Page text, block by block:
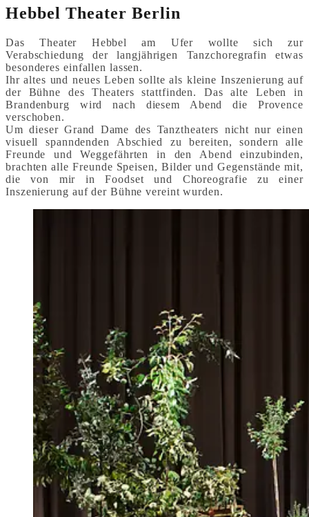
Hebbel Theater Berlin
Das Theater Hebbel am Ufer wollte sich zur
Verabschiedung der langjährigen Tanzchoregrafin etwas
besonderes einfallen lassen.
Ihr altes und neues Leben sollte als kleine Inszenierung auf
der Bühne des Theaters stattfinden. Das alte Leben in
Brandenburg wird nach diesem Abend die Provence
verschoben.
Um dieser Grand Dame des Tanztheaters nicht nur einen
visuell spanndenden Abschied zu bereiten, sondern alle
Freunde und Weggefährten in den Abend einzubinden,
brachten alle Freunde Speisen, Bilder und Gegenstände mit,
die von mir in Foodset und Choreografie zu einer
Inszenierung auf der Bühne vereint wurden.